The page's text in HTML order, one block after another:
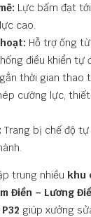
Lực bấm đạt tới
cao.
Hỗ trợ ống từ
điều khiển tự
thời gian thao
cường lực,
Trang bị chế độ
trung nhiều khu
Điền – Lương
giúp xưởng